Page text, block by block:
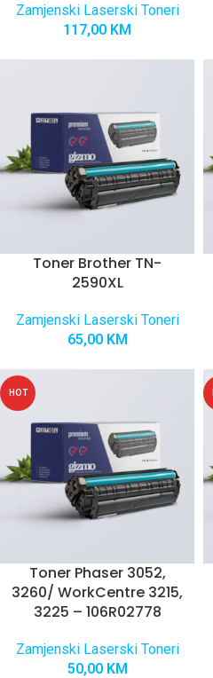
Zamjenski Laserski Toneri
117,00 KM
Toner Brother TN-
2590XL
Zamjenski Laserski Toneri
65,00 KM
HOT
Toner Phaser 3052,
3260/ WorkCentre 3215,
3225 – 106R02778
Zamjenski Laserski Toneri
50,00 KM